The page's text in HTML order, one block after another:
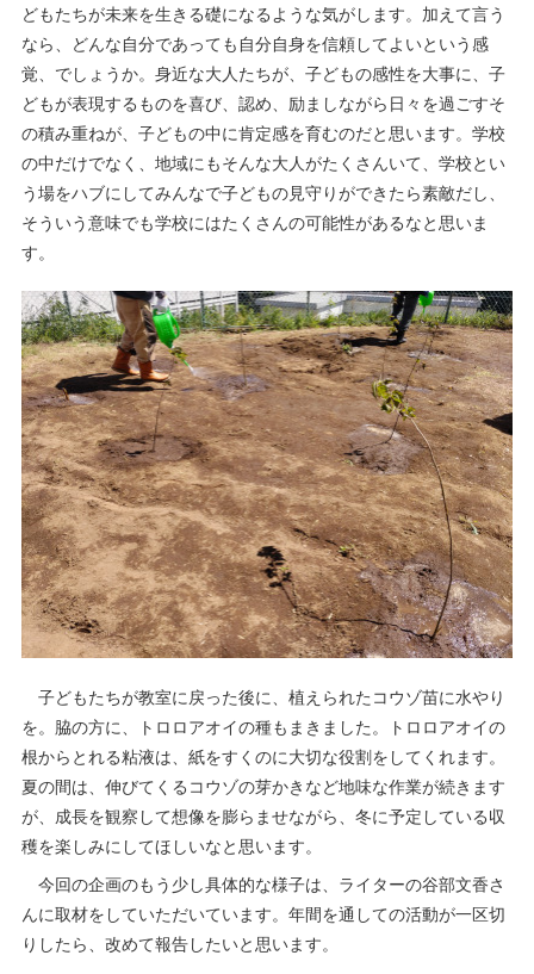
どもたちが未来を生きる礎になるような気がします。加えて言う
なら、どんな自分であっても自分自身を信頼してよいという感
覚、でしょうか。身近な大人たちが、子どもの感性を大事に、子
どもが表現するものを喜び、認め、励ましながら日々を過ごすそ
の積み重ねが、子どもの中に肯定感を育むのだと思います。学校
の中だけでなく、地域にもそんな大人がたくさんいて、学校とい
う場をハブにしてみんなで子どもの見守りができたら素敵だし、
そういう意味でも学校にはたくさんの可能性があるなと思いま
す。
子どもたちが教室に戻った後に、植えられたコウゾ苗に水やり
を。脇の方に、トロロアオイの種もまきました。トロロアオイの
根からとれる粘液は、紙をすくのに大切な役割をしてくれます。
夏の間は、伸びてくるコウゾの芽かきなど地味な作業が続きます
が、成長を観察して想像を膨らませながら、冬に予定している収
穫を楽しみにしてほしいなと思います。
今回の企画のもう少し具体的な様子は、ライターの谷部文香さ
んに取材をしていただいています。年間を通しての活動が一区切
りしたら、改めて報告したいと思います。